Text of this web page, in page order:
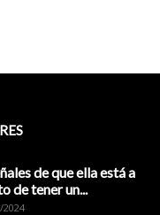
de que ella está a
de tener un...
2024